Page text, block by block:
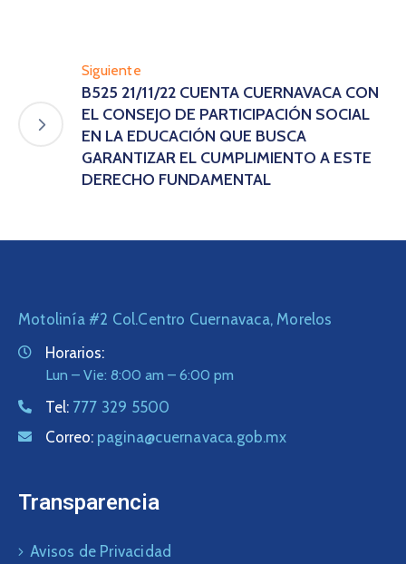
Siguiente
B525 21/11/22 CUENTA CUERNAVACA CON
EL CONSEJO DE PARTICIPACIÓN SOCIAL
EN LA EDUCACIÓN QUE BUSCA
GARANTIZAR EL CUMPLIMIENTO A ESTE
DERECHO FUNDAMENTAL
Motolinía #2 Col.Centro Cuernavaca, Morelos
Horarios:
Lun – Vie: 8:00 am – 6:00 pm
Tel: 777 329 5500
Correo: pagina@cuernavaca.gob.mx
Transparencia
Avisos de Privacidad